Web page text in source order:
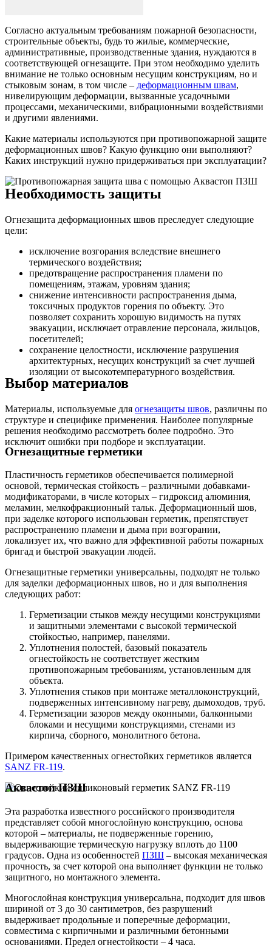
Согласно актуальным требованиям пожарной безопасности,
строительные объекты, будь то жилые, коммерческие,
административные, производственные здания, нуждаются в
соответствующей огнезащите. При этом необходимо уделить
внимание не только основным несущим конструкциям, но и
стыковым зонам, в том числе – деформационным швам,
нивелирующим деформации, вызванные усадочными
процессами, механическими, вибрационными воздействиями
и другими явлениями.
Какие материалы используются при противопожарной защите
деформационных швов? Какую функцию они выполняют?
Каких инструкций нужно придерживаться при эксплуатации?
Необходимость защиты
Огнезащита деформационных швов преследует следующие
цели:
исключение возгорания вследствие внешнего
термического воздействия;
предотвращение распространения пламени по
помещениям, этажам, уровням здания;
снижение интенсивности распространения дыма,
токсичных продуктов горения по объекту. Это
позволяет сохранить хорошую видимость на путях
эвакуации, исключает отравление персонала, жильцов,
посетителей;
сохранение целостности, исключение разрушения
архитектурных, несущих конструкций за счет лучшей
изоляции от высокотемпературного воздействия.
Выбор материалов
Материалы, используемые для огнезащиты швов, различны по
структуре и специфике применения. Наиболее популярные
решения необходимо рассмотреть более подробно. Это
исключит ошибки при подборе и эксплуатации.
Огнезащитные герметики
Пластичность герметиков обеспечивается полимерной
основой, термическая стойкость – различными добавками-
модификаторами, в числе которых – гидроксид алюминия,
меламин, мелкофракционный тальк. Деформационный шов,
при заделке которого использован герметик, препятствует
распространению пламени и дыма при возгорании,
локализует их, что важно для эффективной работы пожарных
бригад и быстрой эвакуации людей.
Огнезащитные герметики универсальны, подходят не только
для заделки деформационных швов, но и для выполнения
следующих работ:
Герметизации стыков между несущими конструкциями
и защитными элементами с высокой термической
стойкостью, например, панелями.
Уплотнения полостей, базовый показатель
огнестойкость не соответствует жестким
противопожарным требованиям, установленным для
объекта.
Уплотнения стыков при монтаже металлоконструкций,
подверженных интенсивному нагреву, дымоходов, труб.
Герметизации зазоров между оконными, балконными
блоками и несущими конструкциями, стенами из
кирпича, сборного, монолитного бетона.
Примером качественных огнестойких герметиков является
SANZ FR-119.
Аквастоп ПЗШ
Эта разработка известного российского производителя
представляет собой многослойную конструкцию, основа
которой – материалы, не подверженные горению,
выдерживающие термическую нагрузку вплоть до 1100
градусов. Одна из особенностей ПЗШ – высокая механическая
прочность, за счет которой она выполняет функции не только
защитного, но монтажного элемента.
Многослойная конструкция универсальна, подходит для швов
шириной от 3 до 30 сантиметров, без разрушений
выдерживает продольные и поперечные деформации,
совместима с кирпичными и различными бетонными
основаниями. Предел огнестойкости – 4 часа.